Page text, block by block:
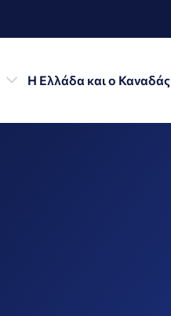
Η Ελλάδα και ο Καναδάς